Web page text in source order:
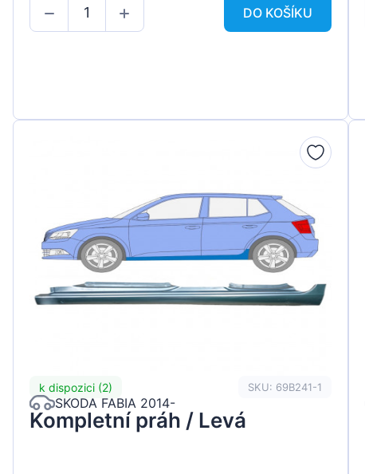
DO KOŠÍKU
k dispozici (2) SKU: 69B241-1
SKODA FABIA 2014-
Kompletní práh / Levá